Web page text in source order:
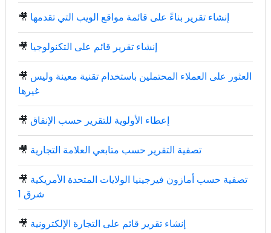
🎥 إنشاء تقرير بناءً على قائمة مواقع الويب التي تقدمها
🎥 إنشاء تقرير قائم على التكنولوجيا
🎥 العثور على العملاء المحتملين باستخدام تقنية معينة وليس
غيرها
🎥 إعطاء الأولوية للتقرير حسب الإنفاق
🎥 تصفية التقرير حسب متابعي العلامة التجارية
🎥 تصفية حسب أمازون فيرجينيا الولايات المتحدة الأمريكية
شرق 1
🎥 إنشاء تقرير قائم على التجارة الإلكترونية